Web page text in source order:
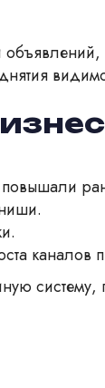
повышали
каналов
систему,